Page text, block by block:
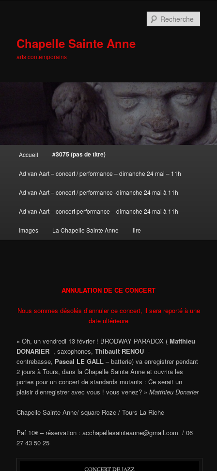
Chapelle Sainte Anne
arts contemporains
Aller au contenu principal
Aller au contenu secondaire
Accueil #3075 (pas de titre)
Ad van Aart – concert / performance – dimanche 24 mai – 11h
Ad van Aart – concert / performance -dimanche 24 mai à 11h
Ad van Aart – concert performance – dimanche 24 mai à 11h
Images La Chapelle Sainte Anne lire
ANNULATION DE CE CONCERT
Nous sommes désolés d’annuler ce concert, il sera reporté à une
date ultérieure
« Oh, un vendredi 13 février ! BRODWAY PARADOX (Matthieu
DONARIER , saxophones,Thibault RENOU -
contrebasse, Pascal LE GALL – batterie) va enregistrer pendant
2 jours à Tours, dans la Chapelle Sainte Anne et ouvrira les
portes pour un concert de standards mutants : Ce serait un
plaisir d’enregistrer avec vous ! vous venez? »Matthieu Donarier
Chapelle Sainte Anne/ square Roze / Tours La Riche
Paf 10€ – réservation : acchapellesainteanne@gmail.com / 06
27 43 50 25